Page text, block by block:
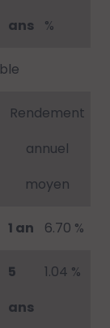
ans
%
Rendement
annuel
moyen
1 an 6.70 %
5
ans
1.04 %